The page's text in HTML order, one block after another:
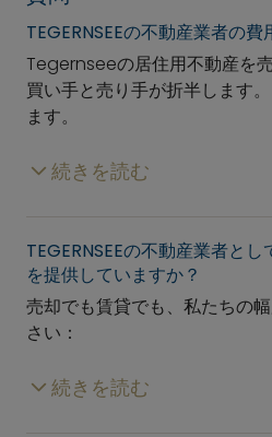
TEGERNSEEの不動産業者の費
Tegernseeの居住用不動産を
買い手と売り手が折半します
ます。
続きを読む
TEGERNSEEの不動産業者と
を提供していますか？
売却でも賃貸でも、私たちの
さい：
続きを読む